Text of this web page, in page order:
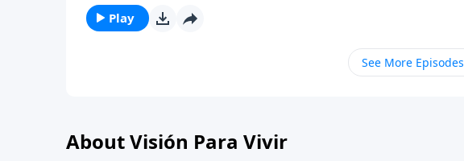
Play
See More Episodes
About Visión Para Vivir